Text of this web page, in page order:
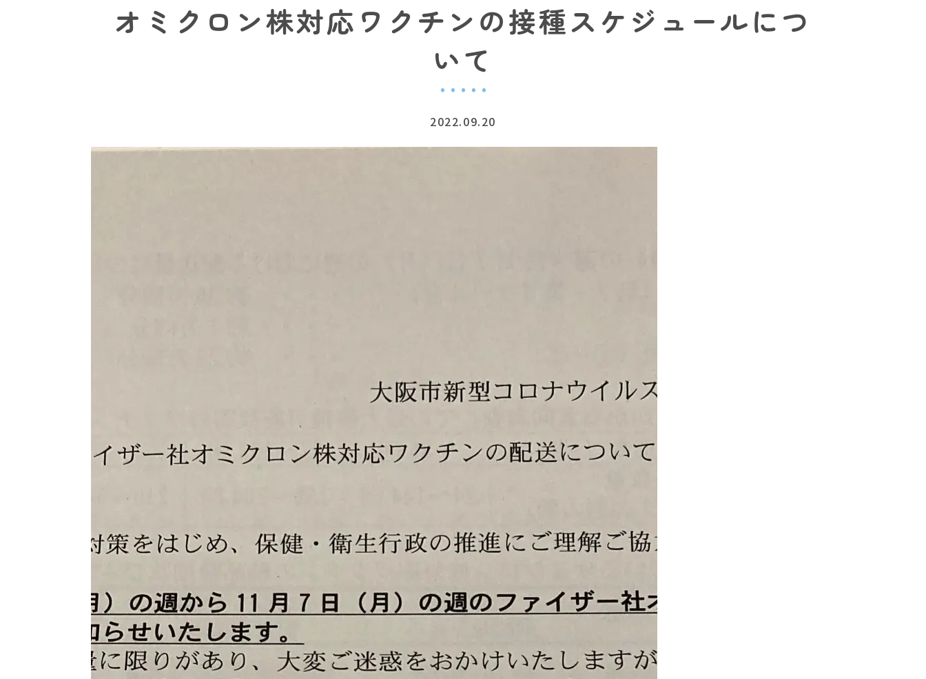
オミクロン株対応ワクチンの接種スケジュールにつ
いて
2022.09.20